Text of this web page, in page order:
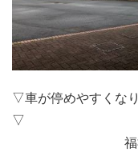
▽車が停めやすくな
福祉援護セ